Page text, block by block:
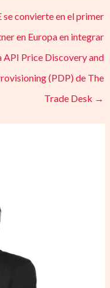
se convierte en el primer
en Europa en integrar
API Price Discovery and
(PDP) de The
Trade Desk →